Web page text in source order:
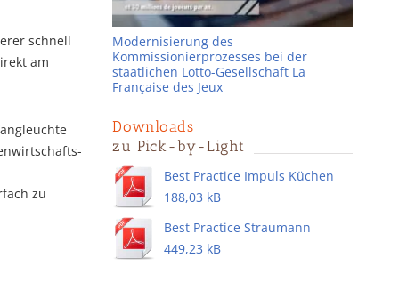
schnell
am
zu
Modernisierung des
Kommissionierprozesses bei der
staatlichen Lotto-Gesellschaft La
Française des Jeux
Downloads
zu Pick-by-Light
Best Practice Impuls Küchen
188,03 kB
Best Practice Straumann
449,23 kB